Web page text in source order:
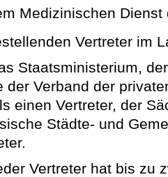
Medizinischen
Vertreter im
Staatsministerium,
der Verband der
einen Vertreter, der
Städte- und
Vertreter hat bis zu